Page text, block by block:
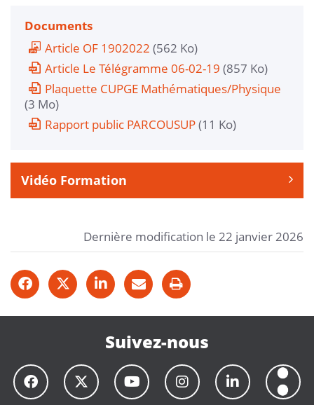
Documents
Article OF 1902022 (562 Ko)
Article Le Télégramme 06-02-19 (857 Ko)
Plaquette CUPGE Mathématiques/Physique
(3 Mo)
Rapport public PARCOUSUP(11 Ko)
Vidéo Formation
Dernière modification le 22 janvier 2026
Suivez-nous